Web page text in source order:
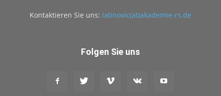
Kontaktieren Sie uns: latinovic(at)akademie-rs.de
Folgen Sie uns